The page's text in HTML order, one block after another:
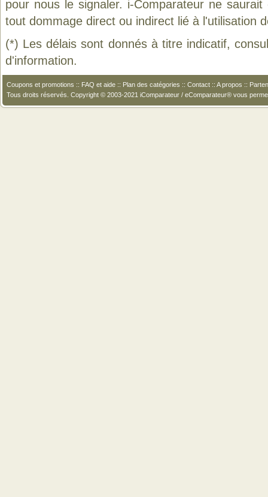
pour nous le signaler. i-Comparateur ne
tout dommage direct ou indirect lié à l'utilisation
(*) Les délais sont donnés à titre indicatif,
d'information.
Coupons et promotions :: FAQ et aide :: Plan des catégories :: Contact :: A propos ::
Tous droits réservés. Copyright © 2003-2021 iComparateur / eComparateur® vous